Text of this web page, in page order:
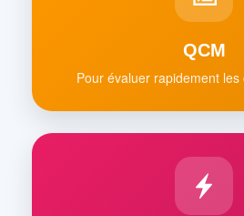
QCM
Pour évaluer rapidement les